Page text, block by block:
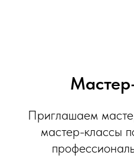
Приглашаем
мастер-классы